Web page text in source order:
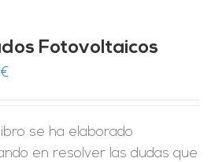
Fotovoltaicos
€
se ha elaborado
en resolver las dudas que